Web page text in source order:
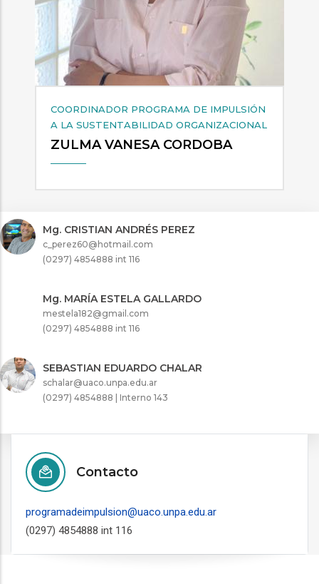
COORDINADOR PROGRAMA DE IMPULSIÓN
A LA SUSTENTABILIDAD ORGANIZACIONAL
ZULMA VANESA CORDOBA
Mg. CRISTIAN ANDRÉS PEREZ
c_perez60@hotmail.com
(0297) 4854888 int 116
Mg. MARÍA ESTELA GALLARDO
mestela182@gmail.com
(0297) 4854888 int 116
SEBASTIAN EDUARDO CHALAR
schalar@uaco.unpa.edu.ar
(0297) 4854888 | Interno 143
Contacto
programadeimpulsion@uaco.unpa.edu.ar
(0297) 4854888 int 116